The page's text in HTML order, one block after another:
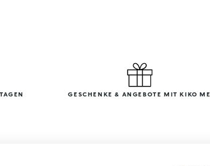
GESCHENKE & ANGEBOTE MIT KIKO ME